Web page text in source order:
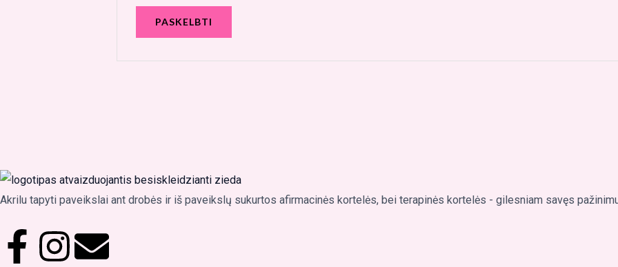
Akrilu tapyti paveikslai ant drobės ir iš paveikslų sukurtos afirmacinės kortelės, bei terapinės kortelės - gilesniam savęs
F
I
E